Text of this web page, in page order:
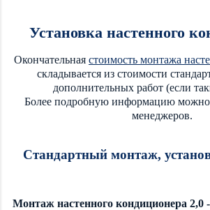
Установка настенного
Окончательная стоимость монтажа
складывается из стоимости
дополнительных работ (если
Более подробную информацию
менеджеров.
Стандартный монтаж,
Монтаж настенного кондиционера 2,0